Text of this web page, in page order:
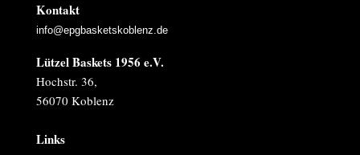
Kontakt
info@epgbasketskoblenz.de
Lützel Baskets 1956 e.V.
Hochstr. 36,
56070 Koblenz
Links